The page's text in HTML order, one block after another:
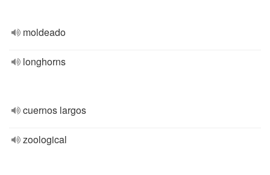
moldeado
longhorns
cuernos largos
zoological